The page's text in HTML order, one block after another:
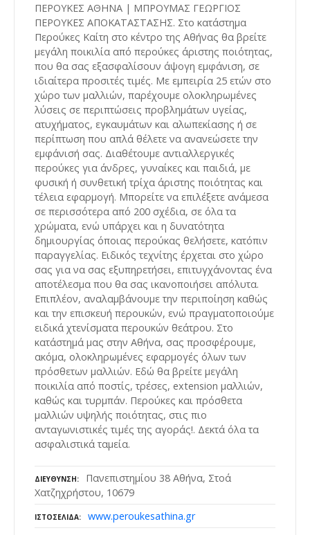
ΠΕΡΟΥΚΕΣ ΑΘΗΝΑ | ΜΠΡΟΥΜΑΣ ΓΕΩΡΓΙΟΣ
ΠΕΡΟΥΚΕΣ ΑΠΟΚΑΤΑΣΤΑΣΗΣ. Στο κατάστημα
Περούκες Καίτη στο κέντρο της Αθήνας θα βρείτε
μεγάλη ποικιλία από περούκες άριστης ποιότητας,
που θα σας εξασφαλίσουν άψογη εμφάνιση, σε
ιδιαίτερα προσιτές τιμές. Με εμπειρία 25 ετών στο
χώρο των μαλλιών, παρέχουμε ολοκληρωμένες
λύσεις σε περιπτώσεις προβλημάτων υγείας,
ατυχήματος, εγκαυμάτων και αλωπεκίασης ή σε
περίπτωση που απλά θέλετε να ανανεώσετε την
εμφάνισή σας. Διαθέτουμε αντιαλλεργικές
περούκες για άνδρες, γυναίκες και παιδιά, με
φυσική ή συνθετική τρίχα άριστης ποιότητας και
τέλεια εφαρμογή. Μπορείτε να επιλέξετε ανάμεσα
σε περισσότερα από 200 σχέδια, σε όλα τα
χρώματα, ενώ υπάρχει και η δυνατότητα
δημιουργίας όποιας περούκας θελήσετε, κατόπιν
παραγγελίας. Ειδικός τεχνίτης έρχεται στο χώρο
σας για να σας εξυπηρετήσει, επιτυγχάνοντας ένα
αποτέλεσμα που θα σας ικανοποιήσει απόλυτα.
Επιπλέον, αναλαμβάνουμε την περιποίηση καθώς
και την επισκευή περουκών, ενώ πραγματοποιούμε
ειδικά χτενίσματα περουκών θεάτρου. Στο
κατάστημά μας στην Αθήνα, σας προσφέρουμε,
ακόμα, ολοκληρωμένες εφαρμογές όλων των
πρόσθετων μαλλιών. Εδώ θα βρείτε μεγάλη
ποικιλία από ποστίς, τρέσες, extension μαλλιών,
καθώς και τυρμπάν. Περούκες και πρόσθετα
μαλλιών υψηλής ποιότητας, στις πιο
ανταγωνιστικές τιμές της αγοράς!. Δεκτά όλα τα
ασφαλιστικά ταμεία.
ΔΙΕΎΘΥΝΣΗ
Πανεπιστημίου 38 Αθήνα, Στοά
Χατζηχρήστου, 10679
ΙΣΤΟΣΕΛΊΔΑ www.peroukesathina.gr